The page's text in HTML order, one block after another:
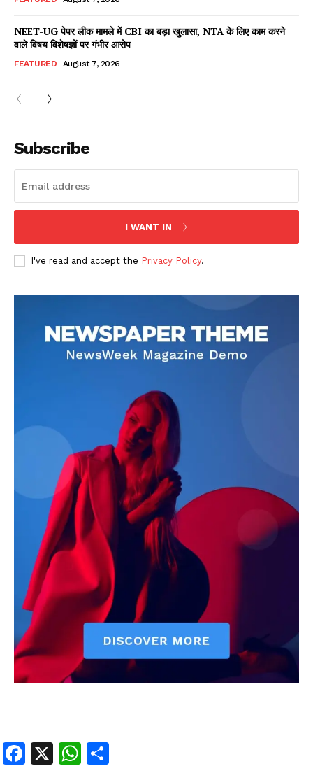
Read Latest News on AIN
NEWS 1 App
AIN NEWS 1
Contact Us
Privacy Policy
Terms of Use Agreement
Facebook
X WhatsApp
Share
NEET-UG पेपर लीक मामले में CBI का बड़ा खुलासा, NTA के लिए काम करने
वाले विषय विशेषज्ञों पर गंभीर आरोप
FEATURED August 7, 2026
Subscribe
I WANT IN
I've read and accept the Privacy Policy.
Facebook
X WhatsApp